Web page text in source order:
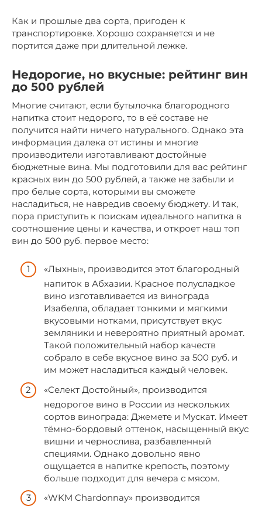
Как и прошлые два сорта, пригоден к
транспортировке. Хорошо сохраняется и не
портится даже при длительной лежке.
Недорогие, но вкусные: рейтинг вин
до 500 рублей
Многие считают, если бутылочка благородного
напитка стоит недорого, то в её составе не
получится найти ничего натурального. Однако эта
информация далека от истины и многие
производители изготавливают достойные
бюджетные вина. Мы подготовили для вас рейтинг
красных вин до 500 рублей, а также не забыли и
про белые сорта, которыми вы сможете
насладиться, не навредив своему бюджету. И так,
пора приступить к поискам идеального напитка в
соотношение цены и качества, и откроет наш топ
вин до 500 руб. первое место:
«Лыхны», производится этот благородный
напиток в Абхазии. Красное полусладкое
вино изготавливается из винограда
Изабелла, обладает тонкими и мягкими
вкусовыми нотками, присутствует вкус
земляники и невероятно приятный аромат.
Такой положительный набор качеств
собрало в себе вкусное вино за 500 руб. и
им может насладиться каждый человек.
«Селект Достойный», производится
недорогое вино в России из нескольких
сортов винограда: Джемете и Мускат. Имеет
тёмно-бордовый оттенок, насыщенный вкус
вишни и чернослива, разбавленный
специями. Однако довольно явно
ощущается в напитке крепость, поэтому
больше подходит для вечера с мясом.
«WKM Chardonnay» производится